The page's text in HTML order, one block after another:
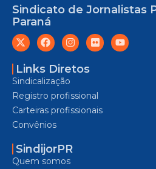
Sindicato de Jornalistas
Paraná
Links Diretos
Sindicalização
Registro profissional
Carteiras profissionais
Convênios
SindijorPR
Quem somos